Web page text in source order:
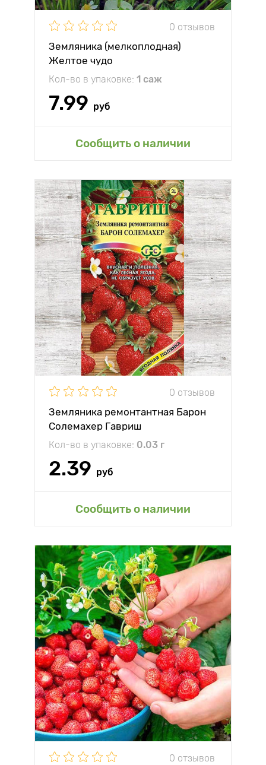
0 отзывов
Земляника (мелкоплодная)
Желтое чудо
Кол-во в упаковке: 1 саж
7.99 руб
Сообщить о наличии
0 отзывов
Земляника ремонтантная Барон
Солемахер Гавриш
Кол-во в упаковке: 0.03 г
2.39 руб
Сообщить о наличии
0 отзывов